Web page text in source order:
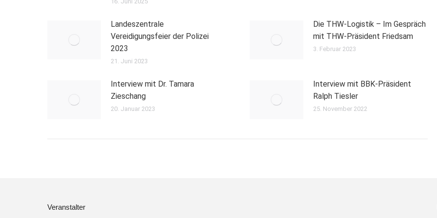
Landeszentrale
Vereidigungsfeier der Polizei
2023
21. Juni 2023
Die THW-Logistik – Im Gespräch
mit THW-Präsident Friedsam
3. Februar 2023
Interview mit Dr. Tamara
Zieschang
20. Januar 2023
Interview mit BBK-Präsident
Ralph Tiesler
25. November 2022
Veranstalter